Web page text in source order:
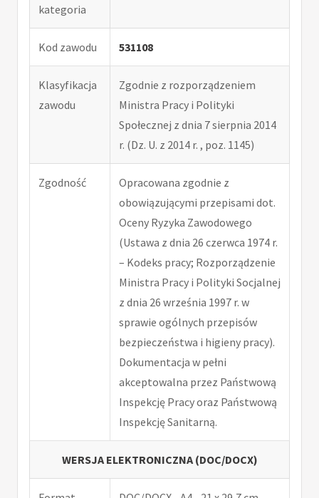
kategoria
Kod zawodu 531108
Klasyfikacja
zawodu
Zgodnie z rozporządzeniem
Ministra Pracy i Polityki
Społecznej z dnia 7 sierpnia 2014
r. (Dz. U. z 2014 r. , poz. 1145)
Zgodność
Opracowana zgodnie z
obowiązującymi przepisami dot.
Oceny Ryzyka Zawodowego
(Ustawa z dnia 26 czerwca 1974 r.
– Kodeks pracy; Rozporządzenie
Ministra Pracy i Polityki Socjalnej
z dnia 26 września 1997 r. w
sprawie ogólnych przepisów
bezpieczeństwa i higieny pracy).
Dokumentacja w pełni
akceptowalna przez Państwową
Inspekcję Pracy oraz Państwową
Inspekcję Sanitarną.
WERSJA ELEKTRONICZNA (DOC/DOCX)